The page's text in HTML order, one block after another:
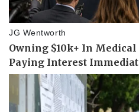
Pháp luật
Tin nóng